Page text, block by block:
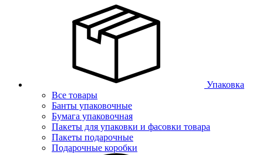
Упаковка
Все товары
Банты упаковочные
Бумага упаковочная
Пакеты для упаковки и фасовки товара
Пакеты подарочные
Подарочные коробки